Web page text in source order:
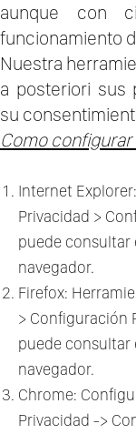
aunque con
funcionamiento
Nuestra
a posteriori sus
su
Como
Internet
Privacidad >
puede consultar
navegador.
Firefox:
> Configuración
puede consultar
navegador.
Chrome:
Privacidad ->